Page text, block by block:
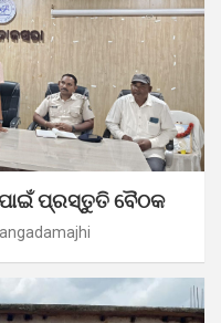
ପ୍ରସ୍ତୁତି ବୈଠକ